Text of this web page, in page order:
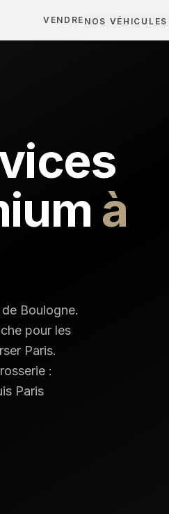
VENDRE NOS VÉHICULES
à
Boulogne.
pour les
Paris.
:
Paris